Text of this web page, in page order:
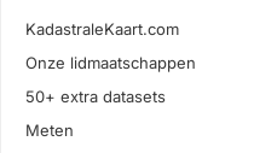
KadastraleKaart.com
Onze lidmaatschappen
50+ extra datasets
Meten